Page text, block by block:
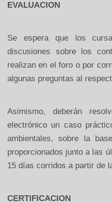
EVALUACION
Se espera que los
discusiones sobre los
realizan en el foro o por
algunas preguntas al
Asimismo, deberán
electrónico un caso
ambientales, sobre la
proporcionados junto a las
15 días corridos a partir de
CERTIFICACION